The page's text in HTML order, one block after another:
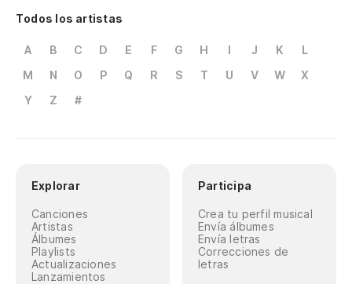
Todos los artistas
A B C D E F G H I J K
L
M
N O P Q R S T U V W
X
Y
Z #
Explorar
Canciones
Artistas
Álbumes
Playlists
Actualizaciones
Lanzamientos
Participa
Crea tu perfil musical
Envía álbumes
Envía letras
Correcciones de
letras